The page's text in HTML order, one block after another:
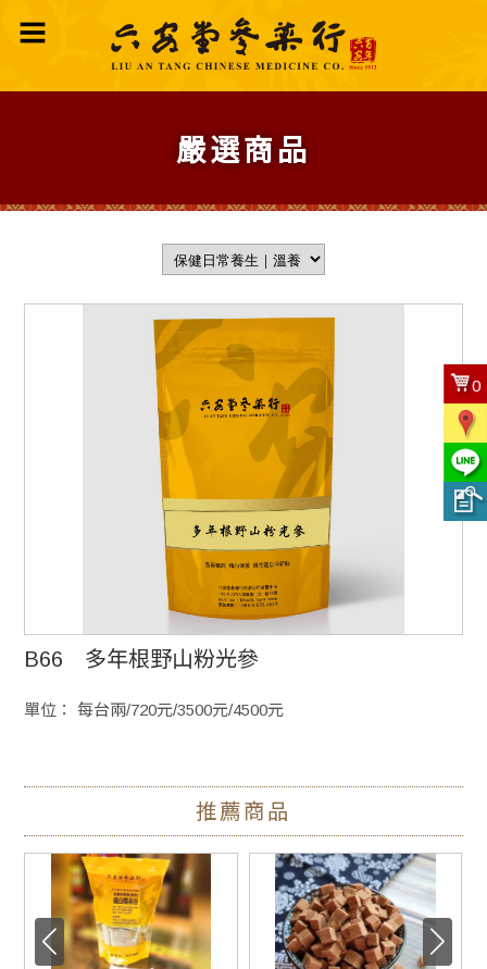
嚴選商品
0
B66 多年根野山粉光參
單位： 每台兩/720元/3500元/4500元
推薦商品